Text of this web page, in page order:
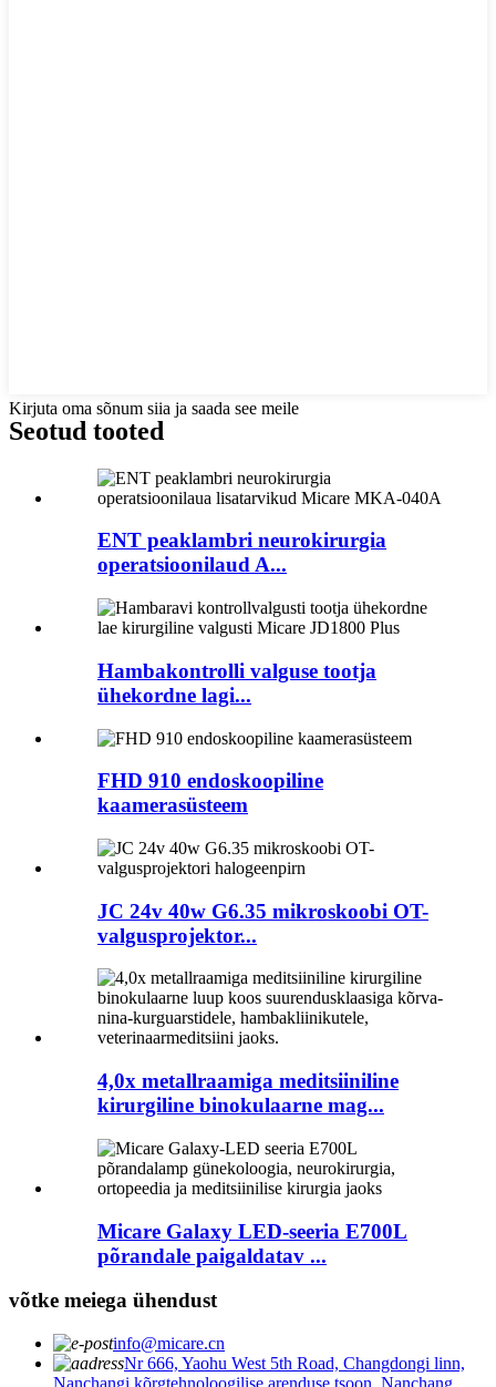
Kirjuta oma sõnum siia ja saada see meile
Seotud tooted
ENT peaklambri neurokirurgia
operatsioonilaud A...
Hambakontrolli valguse tootja
ühekordne lagi...
FHD 910 endoskoopiline
kaamerasüsteem
JC 24v 40w G6.35 mikroskoobi OT-
valgusprojektor...
4,0x metallraamiga meditsiiniline
kirurgiline binokulaarne mag...
Micare Galaxy LED-seeria E700L
põrandale paigaldatav ...
võtke meiega ühendust
info@micare.cn
Nr 666, Yaohu West 5th Road, Changdongi linn,
Nanchangi kõrgtehnoloogilise arenduse tsoon, Nanchang,